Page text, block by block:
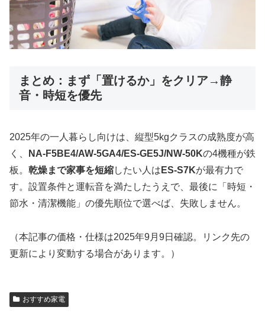
まとめ：まず「置けるか」をクリア→静
音・時短を優先
2025年の一人暮らし向けは、縦型5kgクラスの成熟度が高
く、
NA-F5BE4/AW-5GA4/ES-GE5J/NW-50Kの4機種が鉄
板。 乾燥まで家事を短縮したい人は ES-S7Kが最有力で
す。設置条件と運転音を満たしたうえで、最後に「時短・
節水・清潔機能」の優先順位で選べば、失敗しません。
（本記事の価格・仕様は2025年9月9日確認。リンク先の
更新により変動する場合があります。）
おすすめ家電